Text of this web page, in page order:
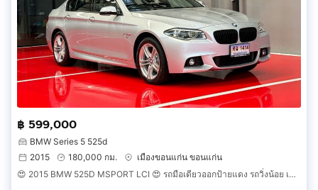
฿ 599,000
BMW Series 5 525d
2015
180,000 กม.
เมืองขอนแก่น ขอนแก่น
😍 2015 BMW 525D MSPORT LCI 😍 รถมือเดียวออกป้ายแดง รถวิ่งน้อย เข้าศูนย์ทุกระยะ รถไม่เคยมีอุบัติเหตุครับ